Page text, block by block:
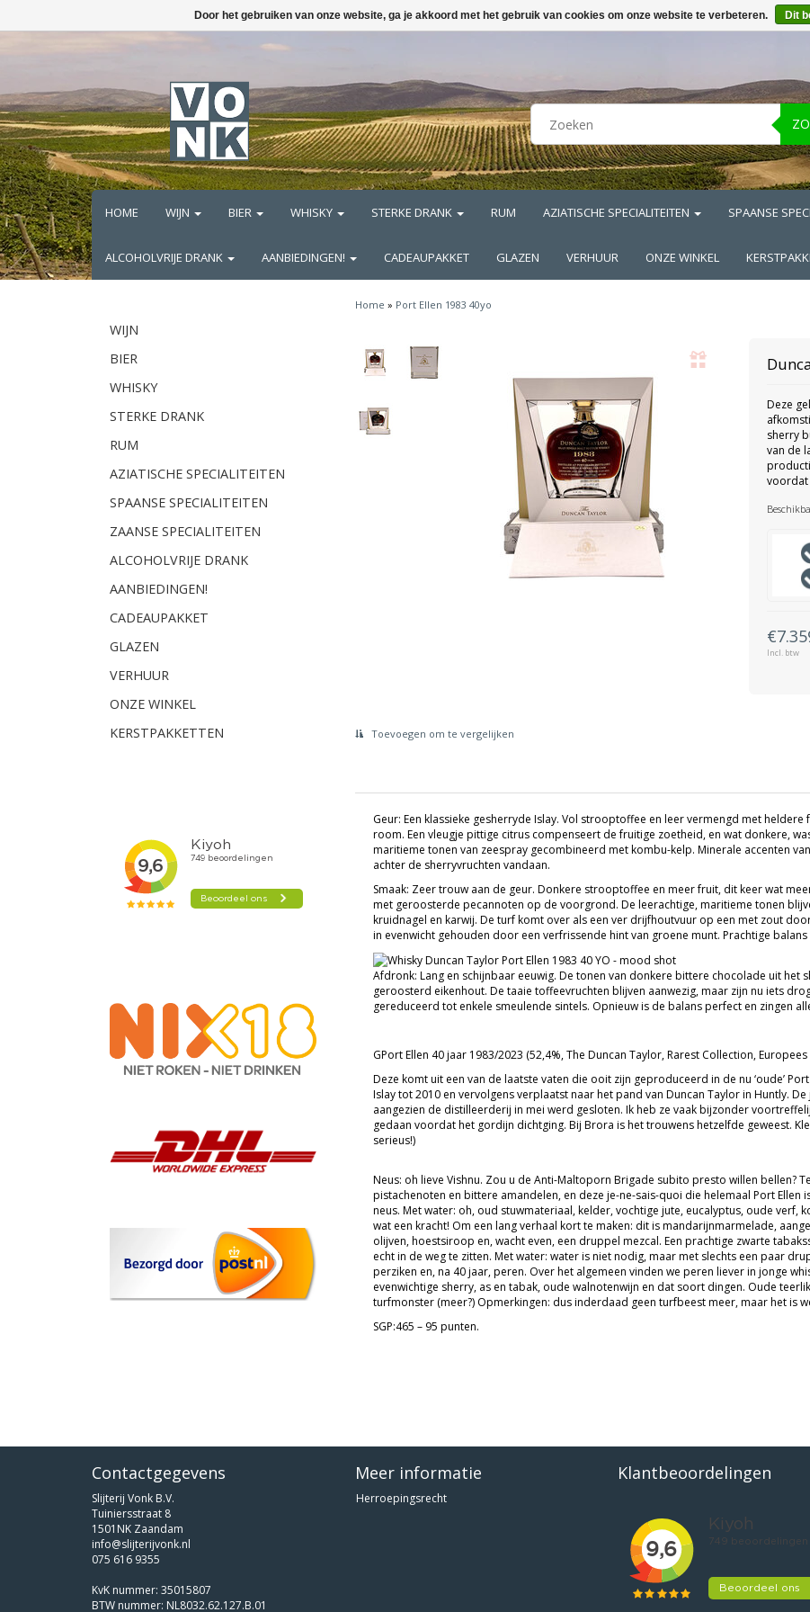
HOME WIJN BIER WHISKY STERKE DRANK RUM AZIATISCHE SPECIALITEITEN SPAANSE
ALCOHOLVRIJE DRANK AANBIEDINGEN! CADEAUPAKKET GLAZEN VERHUUR ONZE WINKEL
WIJN
BIER
WHISKY
STERKE DRANK
RUM
AZIATISCHE SPECIALITEITEN
SPAANSE SPECIALITEITEN
ZAANSE SPECIALITEITEN
ALCOHOLVRIJE DRANK
AANBIEDINGEN!
CADEAUPAKKET
GLAZEN
VERHUUR
ONZE WINKEL
KERSTPAKKETTEN
Home » Port Ellen 1983 40yo
Deze
sherry
van de
voordat
Incl. btw
Toevoegen om te vergelijken
Geur: Een klassieke gesherryde Islay. Vol strooptoffee en leer vermengd met
room. Een vleugje pittige citrus compenseert de fruitige zoetheid, en wat donkere,
maritieme tonen van zeespray gecombineerd met kombu-kelp. Minerale accenten
achter de sherryvruchten vandaan.
Smaak: Zeer trouw aan de geur. Donkere strooptoffee en meer fruit, dit keer wat
met geroosterde pecannoten op de voorgrond. De leerachtige, maritieme tonen
kruidnagel en karwij. De turf komt over als een ver drijfhoutvuur op een met zout
in evenwicht gehouden door een verfrissende hint van groene munt. Prachtige
Afdronk: Lang en schijnbaar eeuwig. De tonen van donkere bittere chocolade uit het
geroosterd eikenhout. De taaie toffeevruchten blijven aanwezig, maar zijn nu iets
gereduceerd tot enkele smeulende sintels. Opnieuw is de balans perfect en zingen
GPort Ellen 40 jaar 1983/2023 (52,4%, The Duncan Taylor, Rarest Collection,
Deze komt uit een van de laatste vaten die ooit zijn geproduceerd in de nu ‘oude’
Islay tot 2010 en vervolgens verplaatst naar het pand van Duncan Taylor in Huntly.
aangezien de distilleerderij in mei werd gesloten. Ik heb ze vaak bijzonder
gedaan voordat het gordijn dichtging. Bij Brora is het trouwens hetzelfde geweest.
serieus!)
Neus: oh lieve Vishnu. Zou u de Anti-Maltoporn Brigade subito presto willen bellen?
pistachenoten en bittere amandelen, en deze je-ne-sais-quoi die helemaal Port Ellen
neus. Met water: oh, oud stuwmateriaal, kelder, vochtige jute, eucalyptus, oude
wat een kracht! Om een lang verhaal kort te maken: dit is mandarijnmarmelade,
olijven, hoestsiroop en, wacht even, een druppel mezcal. Een prachtige zwarte
echt in de weg te zitten. Met water: water is niet nodig, maar met slechts een paar
perziken en, na 40 jaar, peren. Over het algemeen vinden we peren liever in jonge
evenwichtige sherry, as en tabak, oude walnotenwijn en dat soort dingen. Oude
turfmonster (meer?) Opmerkingen: dus inderdaad geen turfbeest meer, maar het is
SGP:465 – 95 punten.
Contactgegevens
Slijterij Vonk B.V.
Tuiniersstraat 8
1501NK Zaandam
info@slijterijvonk.nl
075 616 9355
KvK nummer: 35015807
BTW nummer: NL8032.62.127.B.01
Meer informatie
Herroepingsrecht
Klantbeoordelingen
Door het gebruiken van onze website, ga je akkoord met het gebruik van cookies om onze website te verbeteren. Dit